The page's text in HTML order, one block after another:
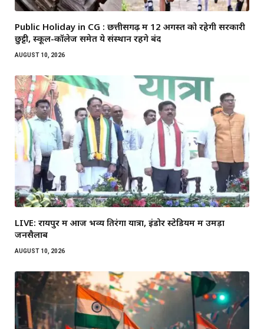
Public Holiday in CG : छत्तीसगढ़ में 12 अगस्त को रहेगी सरकारी
छुट्टी, स्कूल-कॉलेज समेत ये संस्थान रहेंगे बंद
AUGUST 10, 2026
LIVE: रायपुर में आज भव्य तिरंगा यात्रा, इंडोर स्टेडियम में उमड़ा
जनसैलाब
AUGUST 10, 2026